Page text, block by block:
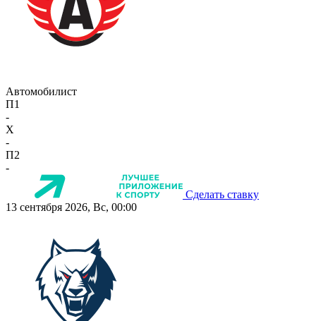
Автомобилист
П1
-
X
-
П2
-
Сделать ставку
13 сентября 2026, Вс, 00:00